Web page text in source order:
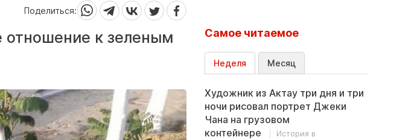
Поделиться:
отношение к зеленым
Самое читаемое
Неделя Месяц
Художник из Актау три дня и три
ночи рисовал портрет Джеки
Чана на грузовом
контейнере
История в